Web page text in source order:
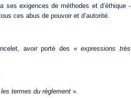
ses exigences de méthodes et d‘éthique -
ces abus de pouvoir et d’autorité.
avoir porté des «expressions très
termes du règlement ».